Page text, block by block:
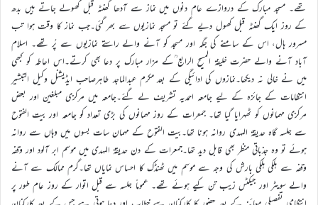
تھے۔ مسجد مبارک کے دروازے عام دنوں میں نماز سے آدھا گھنٹہ قبل کھولے جاتے ہیں بدھ
کے روز ایک گھنٹہ قبل کھول دیے گئے تو مسجد نمازیوں سے بھر گئی۔جب نماز کا وقت ہوا تب
مسرور ہال، اس کے سامنے کی جگہ اور مسجد کو آنے والے راستے نمازیوں سے پُر تھے۔ اسلام
آباد آنے والے حضرت خلیفۃ المسیح الرابع ؒکے مزار مبارک پر دعا بھی کرتے۔اس احاطہ کو کبھی
میں نے خالی نہ دیکھا۔نمازوں کی ادائیگی کے بعد مکرم عبدالماجد طاہرصاحب ایڈیشنل وکیل التبشیر
انتظامات کے جائزہ کے لیے جامعہ احمدیہ تشریف لے گئے۔جامعہ میں مرکزی مبلغین اور بعض
مرکزی مہمانوں کو ٹھہرایا گیا تھا۔ جمعرات کے روز مہمانوں کی بڑی تعداد کو جامعہ اور بیت الفتوح
سے جلسہ گاہ حدیقۃ المہدی روانہ ہونا تھا۔بیت الفتوح کے مہمان سات بسوں میں وہاں سے روانہ
ہوئے تو وہ جذباتی منظر بھی قابل دید تھا۔جمعرات کے دن حدیقۃ المہدی میں موسم ابر آلود اور وقفہ
وقفہ سے ہلکی ہلکی بارش کی وجہ سے موسم میں ٹھنڈک کا احساس نمایاں تھا۔گرم ممالک سے آنے
والے سویٹر اور جیکٹس زیب تن کیے ہوئے تھے۔ عموماً جلسہ سے قبل اتوار کے روز عام طور پر